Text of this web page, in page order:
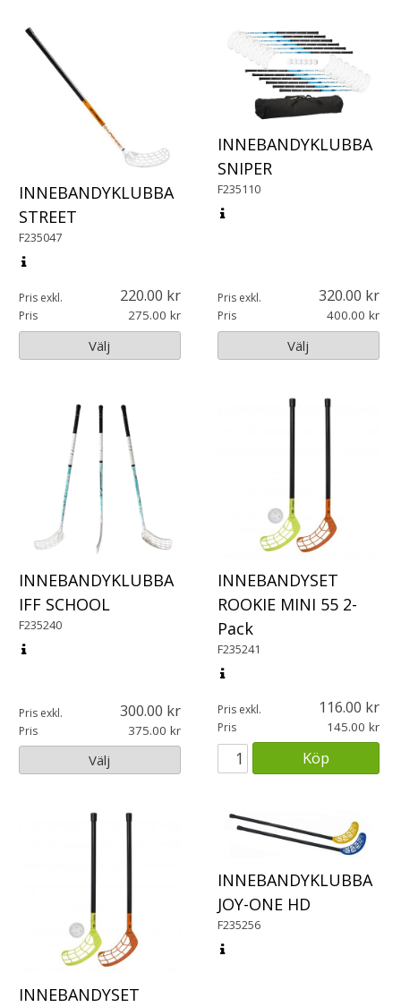
INNEBANDYKLUBBA
STREET
F235047
Pris exkl. 220.00
Pris 275.00
Välj
INNEBANDYKLUBBA
SNIPER
F235110
Pris exkl. 320.00
Pris 400.00
Välj
INNEBANDYKLUBBA
IFF SCHOOL
F235240
Pris exkl. 300.00
Pris 375.00
Välj
INNEBANDYSET
ROOKIE MINI 55 2-
Pack
F235241
Pris exkl. 116.00
Pris 145.00
Köp
INNEBANDYSET
INNEBANDYKLUBBA
JOY-ONE HD
F235256